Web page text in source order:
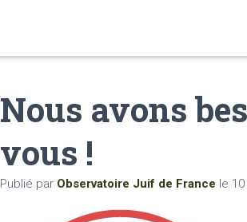
Nous avons
vous !
Publié par Observatoire Juif de France le